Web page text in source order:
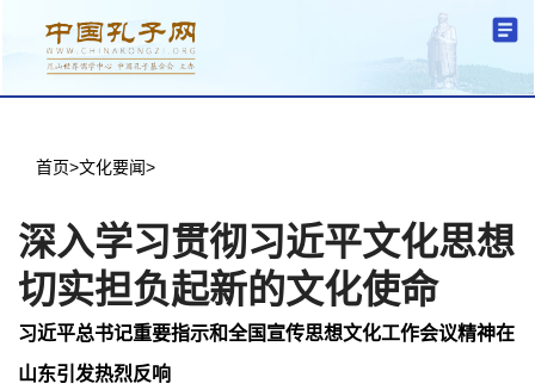
首页>文化要闻>
深入学习贯彻习近平文化思想
切实担负起新的文化使命
习近平总书记重要指示和全国宣传思想文化工作会议精神在
山东引发热烈反响